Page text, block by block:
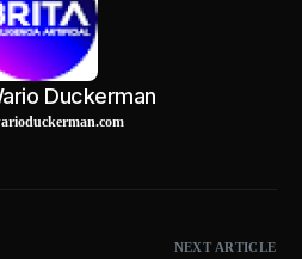
Duckerman
NEXT ARTICLE